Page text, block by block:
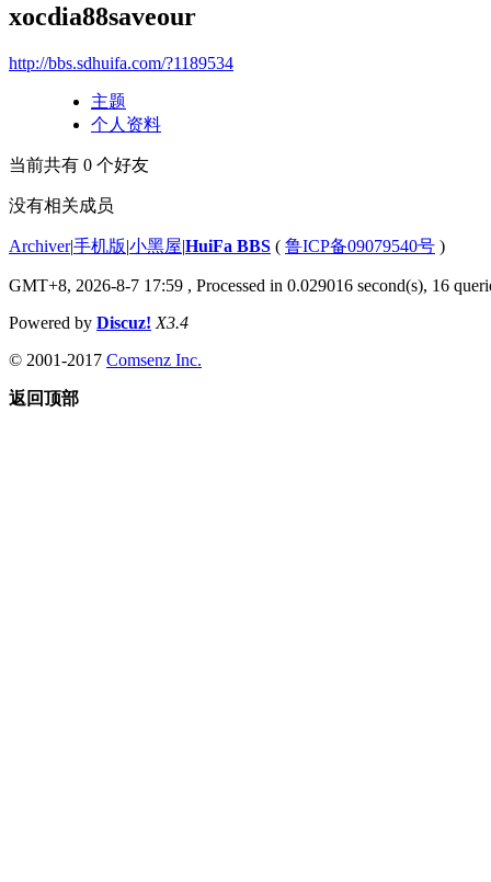
xocdia88saveour
http://bbs.sdhuifa.com/?1189534
主题
个人资料
当前共有 0 个好友
没有相关成员
Archiver|手机版|小黑屋|HuiFa BBS ( 鲁ICP备09079540号 )
GMT+8, 2026-8-7 17:59 , Processed in 0.029016 second(s), 16
Powered by Discuz! X3.4
© 2001-2017 Comsenz Inc.
返回顶部